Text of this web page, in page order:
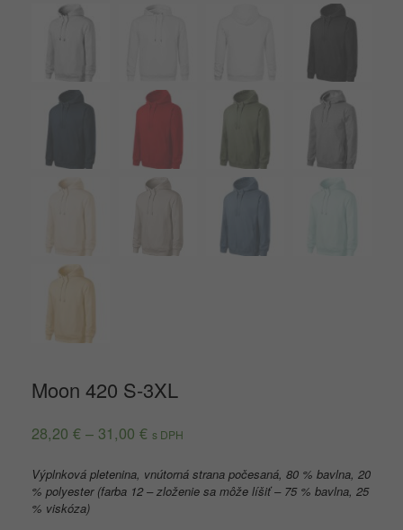
Moon 420 S-3XL
28,20 € – 31,00 € s DPH
Výplnková pletenina, vnútorná strana počesaná, 80 % bavlna, 20
% polyester (farba 12 – zloženie sa môže líšiť – 75 % bavlna, 25
% viskóza)